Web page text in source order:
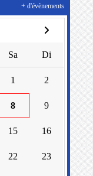
Sa Di
1 2
8 9
15 16
22 23
+ d'évènements